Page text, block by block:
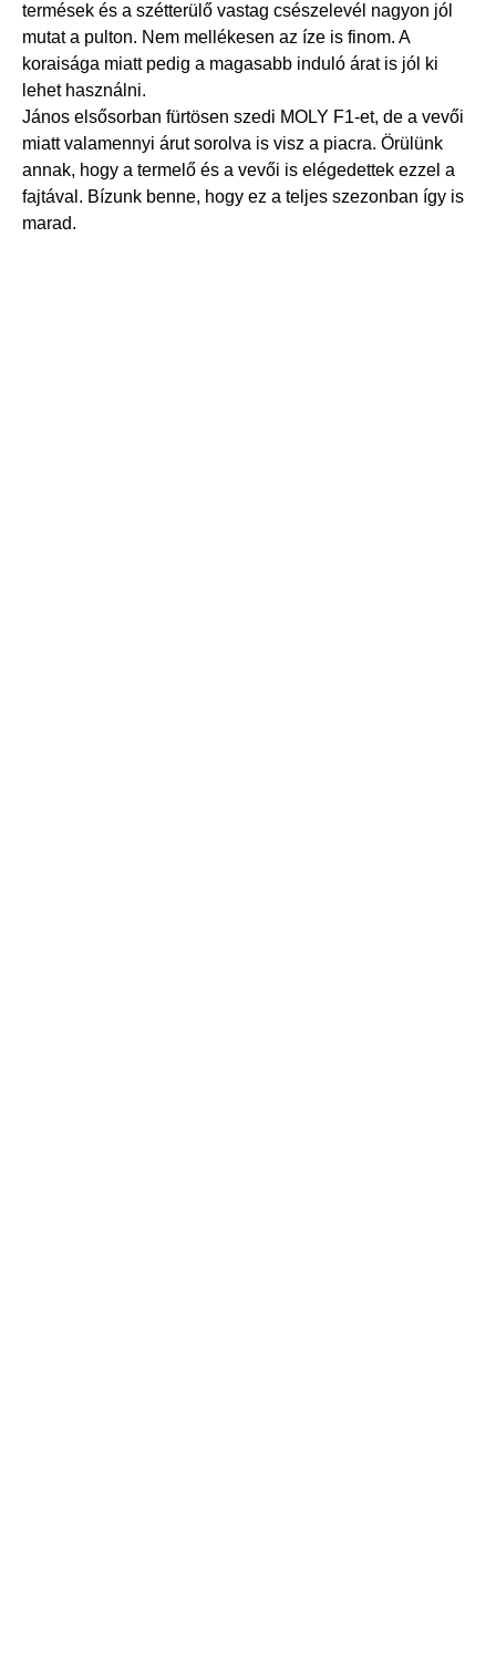
termések és a szétterülő vastag csészelevél nagyon jól
mutat a pulton. Nem mellékesen az íze is finom. A
koraisága miatt pedig a magasabb induló árat is jól ki
lehet használni.
János elsősorban fürtösen szedi MOLY F1-et, de a vevői
miatt valamennyi árut sorolva is visz a piacra. Örülünk
annak, hogy a termelő és a vevői is elégedettek ezzel a
fajtával. Bízunk benne, hogy ez a teljes szezonban így is
marad.